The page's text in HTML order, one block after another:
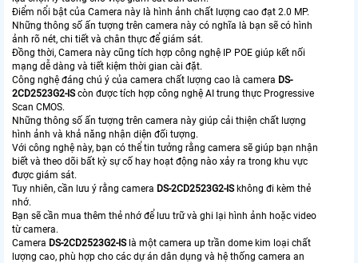
Điểm nổi bật của Camera này là hình ảnh chất lượng cao đạt 2.0 MP.
Những thông số ấn tượng trên camera này có nghĩa là bạn sẽ có hình
ảnh rõ nét, chi tiết và chân thực để giám sát.
Đồng thời, Camera này cũng tích hợp công nghệ IP POE giúp kết nối
mạng dễ dàng và tiết kiệm thời gian cài đặt.
Công nghệ đáng chú ý của camera chất lượng cao là camera DS-
2CD2523G2-IScòn được tích hợp công nghệ AI trung thực Progressive
Scan CMOS.
Những thông số ấn tượng trên camera này giúp cải thiện chất lượng
hình ảnh và khả năng nhận diện đối tượng.
Với công nghệ này, bạn có thể tin tưởng rằng camera sẽ giúp bạn nhận
biết và theo dõi bất kỳ sự cố hay hoạt động nào xảy ra trong khu vực
được giám sát.
Tuy nhiên, cần lưu ý rằng camera DS-2CD2523G2-ISkhông đi kèm thẻ
nhớ.
Bạn sẽ cần mua thêm thẻ nhớ để lưu trữ và ghi lại hình ảnh hoặc video
từ camera.
Camera DS-2CD2523G2-ISlà một camera up trần dome kim loại chất
lượng cao, phù hợp cho các dự án dân dụng và hệ thống camera an